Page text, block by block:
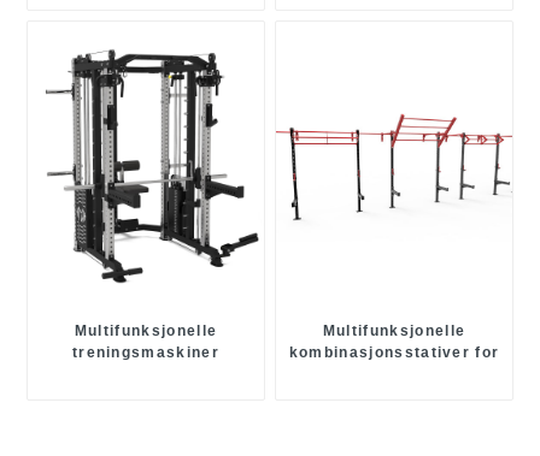
Multifunksjonelle
treningsmaskiner
Multifunksjonelle
kombinasjonsstativer for